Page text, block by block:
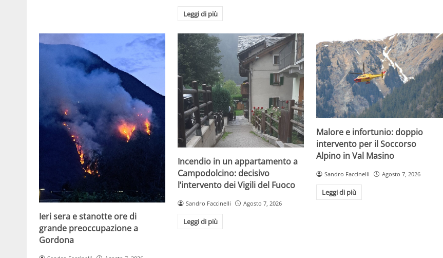
Leggi di più
Ieri sera e stanotte ore di
grande preoccupazione a
Gordona
Incendio in un appartamento a
Campodolcino: decisivo
l’intervento dei Vigili del Fuoco
Sandro Faccinelli Agosto 7, 2026
Leggi di più
Malore e infortunio: doppio
intervento per il Soccorso
Alpino in Val Masino
Sandro Faccinelli Agosto 7, 2026
Leggi di più